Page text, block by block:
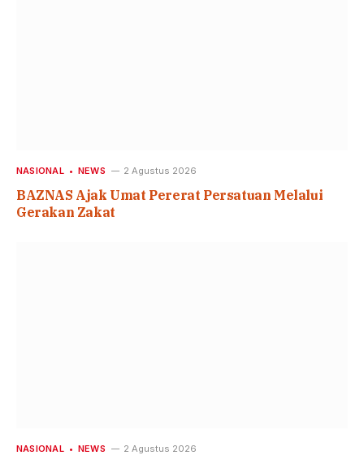
NASIONAL NEWS 2 Agustus 2026
BAZNAS Ajak Umat Pererat Persatuan Melalui
Gerakan Zakat
NASIONAL NEWS 2 Agustus 2026